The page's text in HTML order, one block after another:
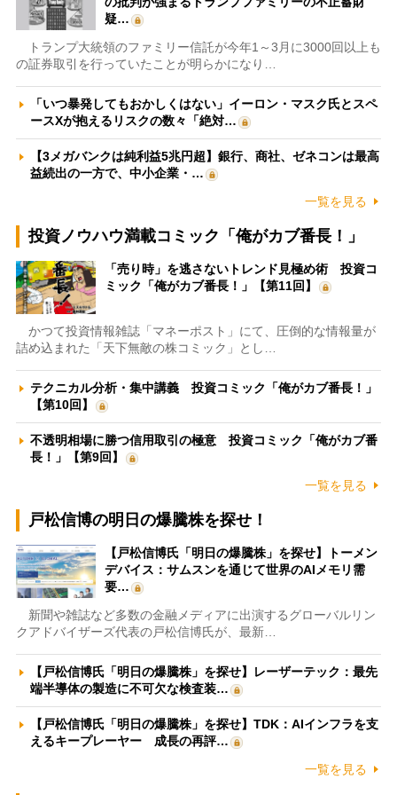
疑…
トランプ大統領のファミリー信託が今年1～3月に3000回以上も
の証券取引を行っていたことが明らかになり…
「いつ暴発してもおかしくはない」イーロン・マスク氏とスペ
ースXが抱えるリスクの数々「絶対…
【3メガバンクは純利益5兆円超】銀行、商社、ゼネコンは最高
益続出の一方で、中小企業・…
一覧を見る
投資ノウハウ満載コミック「俺がカブ番長！」
「売り時」を逃さないトレンド見極め術 投資コ
ミック「俺がカブ番長！」【第11回】
かつて投資情報雑誌「マネーポスト」にて、圧倒的な情報量が
詰め込まれた「天下無敵の株コミック」とし…
テクニカル分析・集中講義 投資コミック「俺がカブ番長！」
【第10回】
不透明相場に勝つ信用取引の極意 投資コミック「俺がカブ番
長！」【第9回】
一覧を見る
戸松信博の明日の爆騰株を探せ！
【戸松信博氏「明日の爆騰株」を探せ】トーメン
デバイス：サムスンを通じて世界のAIメモリ需
要…
新聞や雑誌など多数の金融メディアに出演するグローバルリン
クアドバイザーズ代表の戸松信博氏が、最新…
【戸松信博氏「明日の爆騰株」を探せ】レーザーテック：最先
端半導体の製造に不可欠な検査装…
【戸松信博氏「明日の爆騰株」を探せ】TDK：AIインフラを支
えるキープレーヤー 成長の再評…
一覧を見る